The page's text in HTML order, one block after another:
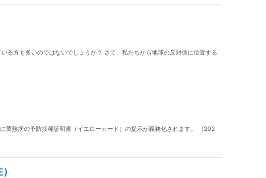
る方も多いのではないでしょうか？ さて、私たちから地球の反対側に位置する
熱病の予防接種証明書（イエローカード）の提示が義務化されます。 （202